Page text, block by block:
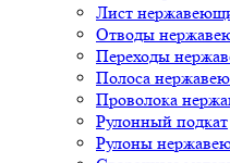
Лист
Отводы
Переходы
Полоса
Проволока
Рулонный подкат
Рулоны